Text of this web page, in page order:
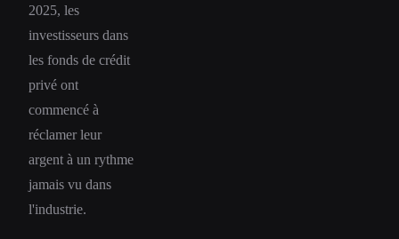
2025, les
investisseurs dans
les fonds de crédit
privé ont
commencé à
réclamer leur
argent à un rythme
jamais vu dans
l'industrie.